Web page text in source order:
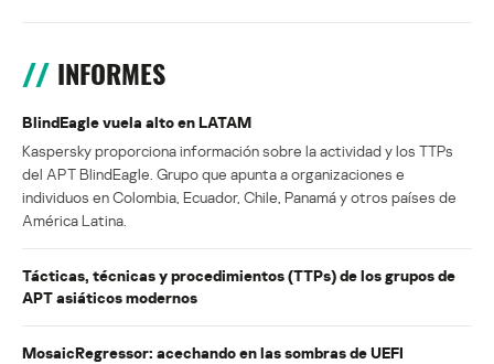
INFORMES
BlindEagle vuela alto en LATAM
Kaspersky proporciona información sobre la actividad y los TTPs
del APT BlindEagle. Grupo que apunta a organizaciones e
individuos en Colombia, Ecuador, Chile, Panamá y otros países de
América Latina.
Tácticas, técnicas y procedimientos (TTPs) de los grupos de
APT asiáticos modernos
MosaicRegressor: acechando en las sombras de UEFI